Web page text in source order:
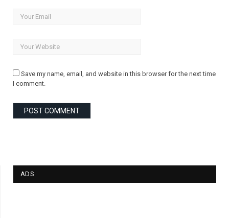
Save my name, email, and website in this browser for the next time
I comment.
ADS